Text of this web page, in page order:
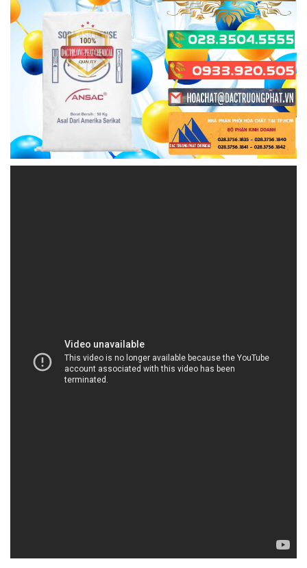
Công ty Hóa Chất Đắc Trường Phát là đơn vị hàng
đầu chuyên kinh doanh và phân phối các loại hóa